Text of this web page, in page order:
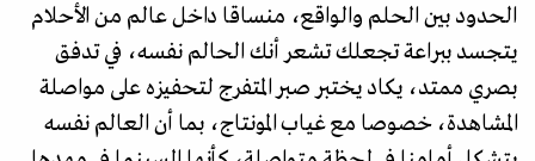
الحدود بين الحلم والواقع، منساقا داخل عالم من الأحلام
يتجسد ببراعة تجعلك تشعر أنك الحالم نفسه، في تدفق
بصري ممتد، يكاد يختبر صبر المتفرج لتحفيزه على مواصلة
المشاهدة، خصوصا مع غياب المونتاج، بما أن العالم نفسه